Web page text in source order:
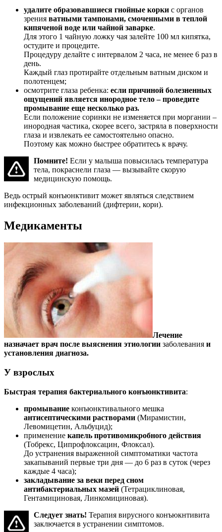
удалите образовавшиеся гнойные корки с органов
зрения ватными тампонами, смоченными в теплой
кипяченой воде или чайной заварке.
Для этого 1 чайную ложку чая залейте 100 мл кипятка,
остудите и процедите.
Процедуру делайте с интервалом 2 часа, не менее 6 раз в
день.
Каждый глаз протирайте отдельным ватным диском и
полотенцем;
осмотрите глаза ребенка: если причиной болезненных
ощущений является инородное тело – проведите
промывание еще несколько раз.
Если положение соринки не изменяется при моргании –
инородная частика, скорее всего, застряла в поверхности
глаза и извлекать ее самостоятельно опасно.
Поэтому как можно быстрее обратитесь к врачу.
Помните! Если у малыша повысилась температура
тела, покраснели глаза — вызывайте скорую
медицинскую помощь.
Ведь острый конъюнктивит может являться следствием
инфекционных заболеваний (дифтерии, кори).
Медикаменты
Лечение
назначает врач после выяснения этиологии заболевания и
установления диагноза.
У взрослых
Быстрая терапия бактериального конъюнктивита:
промывание конъюнктивального мешка
антисептическими растворами (Мирамистин,
Левомицетин, Альбуцид);
применение капель противомикробного действия
(Тобрекс, Ципрофлоксацин, Флоксал).
До устранения выраженной симптоматики частота
закапываний первые три дня — до 6 раз в суток (через
каждые 4 часа);
закладывание за веки перед сном
антибактериальных мазей (Тетрациклиновая,
Гентамициновая, Линкомициновая).
Следует знать! Терапия вирусного конъюкнтивита
заключается в устранении симптомов.